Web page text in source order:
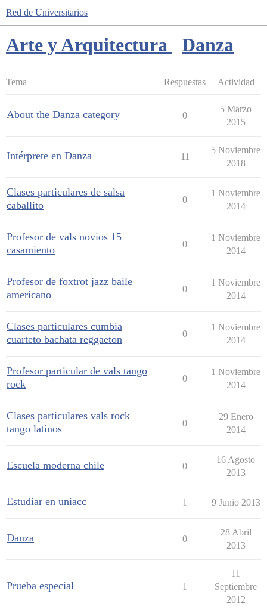
Red de Universitarios
Arte y Arquitectura Danza
Tema Respuestas Actividad
About the Danza category 0
5 Marzo
2015
Intérprete en Danza 11
5 Noviembre
2018
Clases particulares de salsa
caballito
0
1 Noviembre
2014
Profesor de vals novios 15
casamiento
0
1 Noviembre
2014
Profesor de foxtrot jazz baile
americano
0
1 Noviembre
2014
Clases particulares cumbia
cuarteto bachata reggaeton
0
1 Noviembre
2014
Profesor particular de vals tango
rock
0
1 Noviembre
2014
Clases particulares vals rock
tango latinos
0
29 Enero
2014
Escuela moderna chile 0
16 Agosto
2013
Estudiar en uniacc 1 9 Junio 2013
Danza 0
28 Abril
2013
Prueba especial 1
11
Septiembre
2012